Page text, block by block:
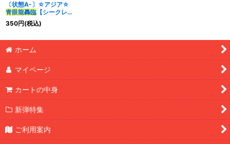
〔状態A-〕☆アジア☆
青眼龍轟臨 【シークレッ
ト】{アジアSD47-
JPP04}《魔法》
350円(税込)
ホーム
マイページ
カートの中身
新弾特集
ご利用案内